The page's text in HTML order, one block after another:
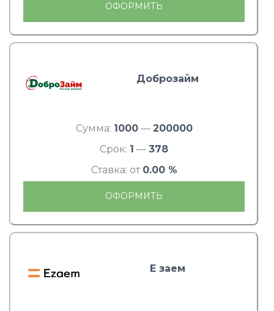
ОФОРМИТЬ
Доброзайм
Сумма: 1000— 200000
Срок: 1 — 378
Ставка: от 0.00 %
ОФОРМИТЬ
Е заем